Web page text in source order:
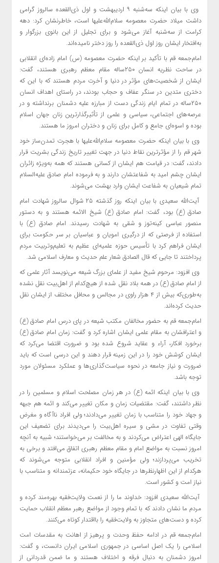
وی با بیان اینکه سه‌شنبه ۹ اردیبهشت و اول ذی‌القعده سالروز گرامی
داشت میلاد حضرت معصومه سلام‌الله‌علیها است، خاطرنشان کرد: دهه
کرامت از سه‌شنبه آغاز می‌شود و برای تجلیل از این بانوی بزرگوار و
به‌افتخار ایشان روز اول ذی‌القعده را روز دختر نامیده‌اند.
امام‌جمعه قم با تأکید بر اینکه حضرت معصومه (س) امام زاده‌ای انقلابی
در ساحت نظریه انسان ۲۵۰ساله مقام معظم رهبری هستند، گفت:
ایشان از شخصیت‌های مؤثر در دنیا و آخرت مردم هستند که با این که
دختری متدین در سنگر عفاف و حجاب بودند، در راستای اهداف انسان
۲۵۰ساله در تمام ایام زندگی دست از مبارزه علیه دشمنان برنداشته و در
عرصه‌های اجتماعی، سیاسی و علمی از تأثیرگذارترین زنان جهان اسلام
بوده و اسوه‌ای جامع و کامل برای زنان و دختران امروز ما هستند.
وی با بیان اینکه حضرت معصومه سلام‌الله‌علیها با هجرت تمدن‌ساز خود
شهر قم را از مؤثرترین نقاط دنیا در جهت تغییر تاریخ زندگی بشریت قرار
دادند، گفت: در قیامت هم ایشان از کسانی هستند که همه به‌ویژه زائران
ایشان چشم امید به شفاعتشان دارند و به فرموده امام صادق علیه‌السلام
تمام شیعیان به شفاعت ایشان وارد بهشت می‌شوند.
آیت‌الله سعیدی با بیان اینکه روز گذشته ۲۵ شوال سالروز شهادت امام
صادق (ع) بود، گفت: امام صادق (ع) شیخ الائمه هستند و به دستور
منصور عباسی کینه‌توز و شقی به شهادت رسیدند. امام صادق (ع) با
استفاده از فرصتی که از درگیری امویان و عباسیان بر سر حکومت برای
ایشان فراهم کرد با تأسیس حوزه علمیه‌ای عظیم به تعلیم‌وتربیت مردم
پرداختند تا جایی که قال الصادق شعار علم حدیث و معارف اسلامی شد.
وی افزود: مرحوم شیخ مفید از علمای بزرگ شیعه می‌نویسد آثار علمی که
از امام صادق (ع) در همه بلاد نقل شده از هیچ‌کدام از اهل‌بیت نقل نشده
به‌طوری‌که بیش از ۴ هزار راوی در مجالس و محافل مختلف از ایشان نقل
حدیث کرده‌اند.
امام‌جمعه قم به حضور مخالفان مکتب شیعه در پای درس امام صادق (ع)
و اعترافشان به مقام علمی ایشان اشاره کرد و گفت: زمان امام صادق (ع)
برخورد افکار، آراء و عقاید شروع شده بود و ضرورت اقتضا می‌کرد که
ایشان کوشش خود را در این زمینه قرار دهند و این درسی است که باید
ضرورت و نیاز جامعه در نحوه سیاست‌گذاری‌ها و عملکرد مسئولان مورد
توجه باشد.
وی با بیان اینکه ائمه (ع) در هر زمان مصلحت اسلام و مسلمین را در
نظر داشتند، گفت: مقتضیات زمان و مکان تغییر می‌کند و ائمه هم جبهه
و جهاد خود را متناسب با زمان تغییر می‌دادند؛ ولی افراد ناآگاه و مغرض
وقتی تفاوت در مشی و سیره اهل‌بیت را می‌دیدند برای تضعیف این
جایگاه الهی اعتراض می‌کردند و به مخالفت بر می‌خواستند؛ شبیه به آنچه
امروز نسبت به مواضع امام و مقام معظم رهبری اتفاق می‌افتد و برخی به
تخریب می‌پردازند؛ ولی مؤمنین و افراد انقلابی متوجه می‌شوند که
هرکدام از این اظهارنظرها در جایگاه خود حکیمانه، عزتمندانه و متناسب با
نیاز امت و کشور است.
آیت‌الله سعیدی افزود: خداوند ما را از نعمت ولایت‌فقیه بهره‌مند کرده و
مردم ما نشان دادند که با تمام وجود از مواضع رهبر معظم انقلاب حمایت
کرده و دست‌های متجاوز به ولایت‌فقیه را بااقتدار کوتاه می‌کنند.
امام‌جمعه قم در ادامه حفظ وحدت و پرهیز از اهانت به مقدسات امت
اسلامی را یک اصل اساسی در جمهوری اسلامی ایران دانست، و گفت:
امروز دشمنان به دنبال فرقه و اختلاف هستند و ما ضمن قدردانی از